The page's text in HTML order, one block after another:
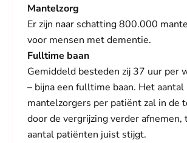
Mantelzorg
Er zijn naar schatting 800.000
voor mensen met dementie.
Fulltime baan
Gemiddeld besteden zij 37 uur per
– bijna een fulltime baan. Het aantal
mantelzorgers per patiënt zal in de
door de vergrijzing verder
aantal patiënten juist stijgt.